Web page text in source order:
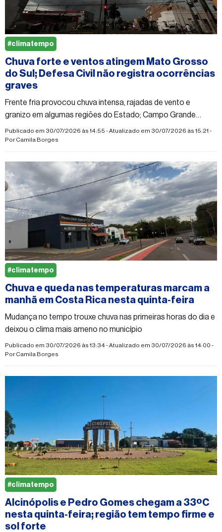
Chuva forte e ventos atingem Mato Grosso
do Sul; Defesa Civil não registra ocorrências
graves
Frente fria provocou chuva intensa, rajadas de vento e
granizo em algumas regiões do Estado; Campo Grande
registrou mais de 60 milímetros de chuva
Publicado em 30/07/2026 às 14:55 - Atualizado em 30/07/2026 às 15:21 -
PorCamila Borges
#climatempo
Chuva e queda nas temperaturas marcam a
manhã em Costa Rica nesta quinta-feira
Mudança no tempo trouxe chuva nas primeiras horas do dia e
deixou o clima mais ameno no município
Publicado em 30/07/2026 às 13:34 - Atualizado em 30/07/2026 às 14:00 -
PorCamila Borges
#climatempo
Alcinópolis e Pedro Gomes chegam a 33ºC
nesta quinta-feira; região tem tempo firme e
sol forte
#climatempo